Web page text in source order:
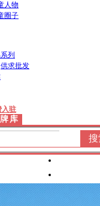
人物
圈子
列
供求批发
入驻
库
搜